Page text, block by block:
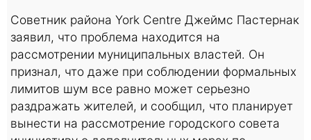
Советник района York Centre Джеймс Пастернак
заявил, что проблема находится на
рассмотрении муниципальных властей. Он
признал, что даже при соблюдении формальных
лимитов шум все равно может серьезно
раздражать жителей, и сообщил, что планирует
вынести на рассмотрение городского совета